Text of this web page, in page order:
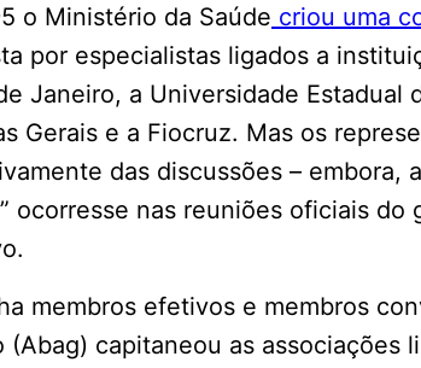
o Ministério da Saúde criou uma
por especialistas ligados a
Janeiro, a Universidade Estadual
Gerais e a Fiocruz. Mas os
das discussões – embora,
ocorresse nas reuniões oficiais
membros efetivos e membros
capitaneou as associações